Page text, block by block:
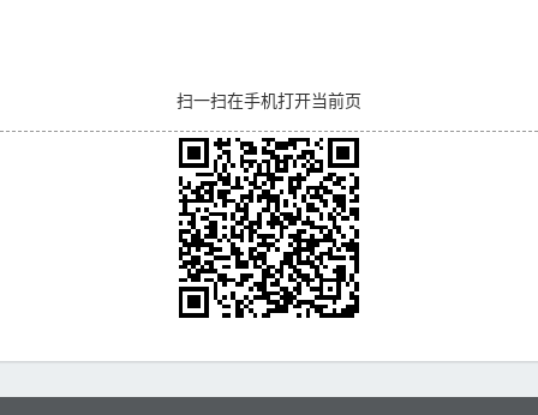
扫一扫在手机打开当前页